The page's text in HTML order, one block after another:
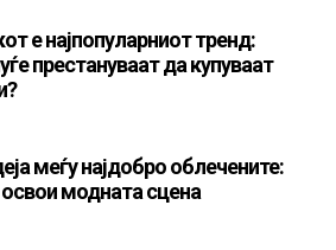
е најпопуларниот тренд:
престануваат да купуваат
меѓу најдобро облечените:
модната сцена